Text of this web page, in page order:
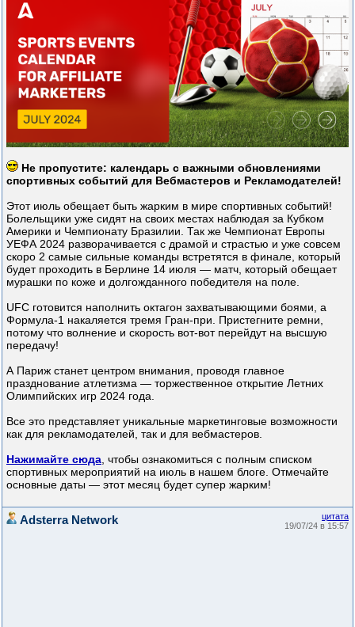
Не пропустите: календарь с важными обновлениями
спортивных событий для Вебмастеров и Рекламодателей!
Этот июль обещает быть жарким в мире спортивных событий!
Болельщики уже сидят на своих местах наблюдая за Кубком
Америки и Чемпионату Бразилии. Так же Чемпионат Европы
УЕФА 2024 разворачивается с драмой и страстью и уже совсем
скоро 2 самые сильные команды встретятся в финале, который
будет проходить в Берлине 14 июля — матч, который обещает
мурашки по коже и долгожданного победителя на поле.
UFC готовится наполнить октагон захватывающими боями, а
Формула-1 накаляется тремя Гран-при. Пристегните ремни,
потому что волнение и скорость вот-вот перейдут на высшую
передачу!
А Париж станет центром внимания, проводя главное
празднование атлетизма — торжественное открытие Летних
Олимпийских игр 2024 года.
Все это представляет уникальные маркетинговые возможности
как для рекламодателей, так и для вебмастеров.
Нажимайте сюда , чтобы ознакомиться с полным списком
спортивных мероприятий на июль в нашем блоге. Отмечайте
основные даты — этот месяц будет супер жарким!
цитата
19/07/24 в 15:57
Adsterra Network